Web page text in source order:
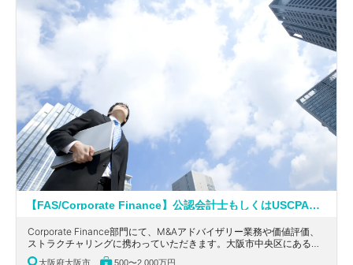
【FAS/Corporate Finance】公認会計士もしくはUSCPA必須！英語を活かせる！ワンストップでソリューションを提供している大手会計系コンサルティングファーム
Corporate Finance部門にて、M&Aアドバイザリー業務や価値評価、
ストラクチャリングに携わっていただきます。大阪市中央区にある、
ワンストップで統合的にソリューションを提供している大手会計系コ
大阪府大阪市 500〜2,000万円